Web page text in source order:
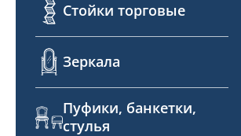
Стойки торговые
Зеркала
Пуфики, банкетки,
стулья